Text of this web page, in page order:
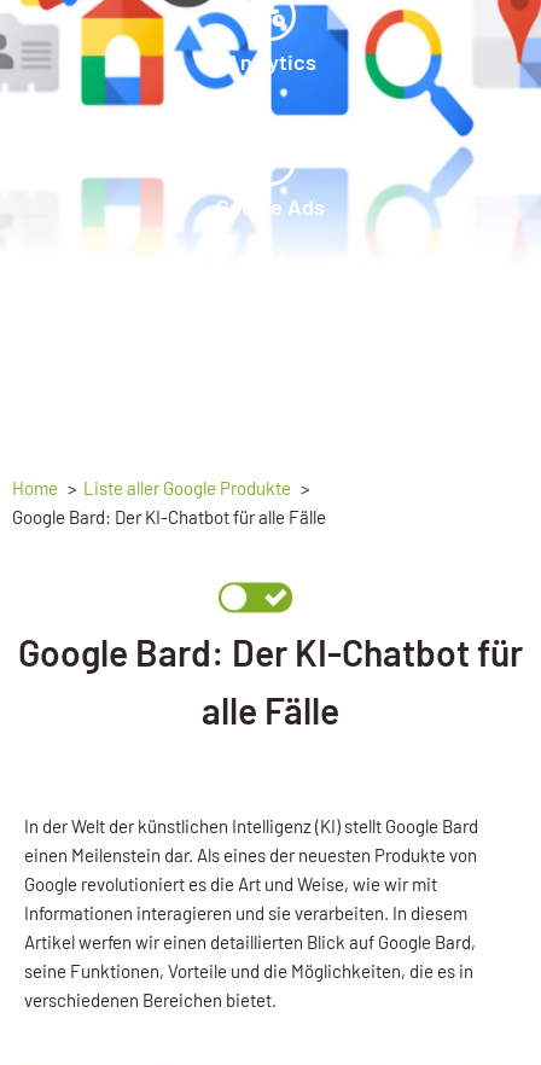
Analytics
Google Ads
Home
Liste aller Google Produkte
Google Bard: Der KI-Chatbot für alle Fälle
Google Bard: Der KI-Chatbot für
alle Fälle
In der Welt der künstlichen Intelligenz (KI) stellt Google Bard
einen Meilenstein dar. Als eines der neuesten Produkte von
Google revolutioniert es die Art und Weise, wie wir mit
Informationen interagieren und sie verarbeiten. In diesem
Artikel werfen wir einen detaillierten Blick auf Google Bard,
seine Funktionen, Vorteile und die Möglichkeiten, die es in
verschiedenen Bereichen bietet.